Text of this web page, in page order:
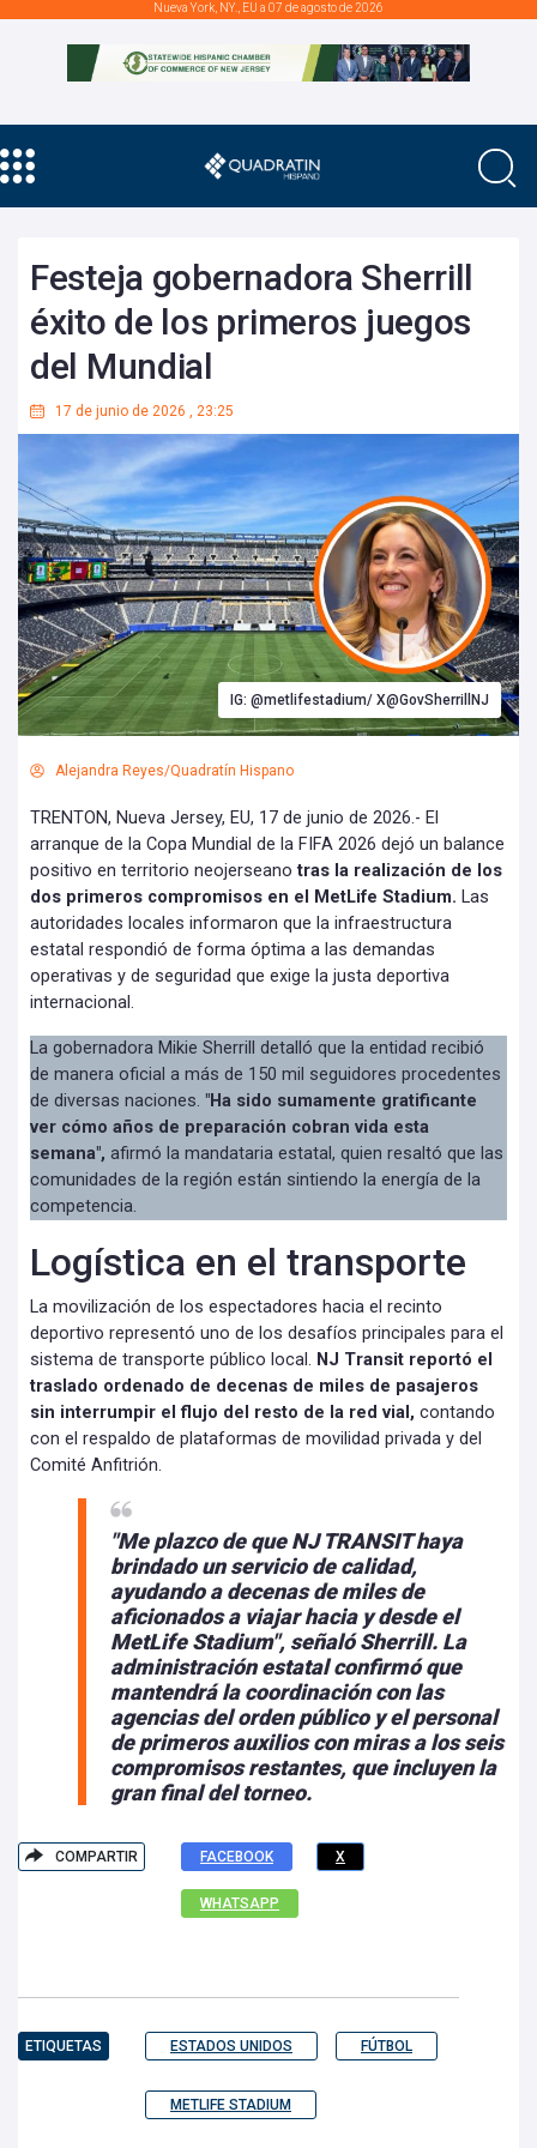
Nueva York, NY., EU a 07 de agosto de 2026
Festeja gobernadora Sherrill
éxito de los primeros juegos
del Mundial
17 de junio de 2026 , 23:25
IG: @metlifestadium/ X@GovSherrillNJ
Alejandra Reyes/Quadratín Hispano
TRENTON, Nueva Jersey, EU, 17 de junio de 2026.- El
arranque de la Copa Mundial de la FIFA 2026 dejó un balance
positivo en territorio neojerseano tras la realización de los
dos primeros compromisos en el MetLife Stadium. Las
autoridades locales informaron que la infraestructura
estatal respondió de forma óptima a las demandas
operativas y de seguridad que exige la justa deportiva
internacional.
La gobernadora Mikie Sherrill detalló que la entidad recibió
de manera oficial a más de 150 mil seguidores procedentes
de diversas naciones. "Ha sido sumamente gratificante
ver cómo años de preparación cobran vida esta
semana", afirmó la mandataria estatal, quien resaltó que las
comunidades de la región están sintiendo la energía de la
competencia.
Logística en el transporte
La movilización de los espectadores hacia el recinto
deportivo representó uno de los desafíos principales para el
sistema de transporte público local. NJ Transit reportó el
traslado ordenado de decenas de miles de pasajeros
sin interrumpir el flujo del resto de la red vial, contando
con el respaldo de plataformas de movilidad privada y del
Comité Anfitrión.
"Me plazco de que NJ TRANSIT haya
brindado un servicio de calidad,
ayudando a decenas de miles de
aficionados a viajar hacia y desde el
MetLife Stadium", señaló Sherrill. La
administración estatal confirmó que
mantendrá la coordinacióncon las
agencias del orden público y el personal
de primeros auxilios con miras a los seis
compromisos restantes, que incluyen la
gran final del torneo.
COMPARTIR FACEBOOK X
WHATSAPP
ETIQUETAS ESTADOS UNIDOS FÚTBOL
METLIFE STADIUM